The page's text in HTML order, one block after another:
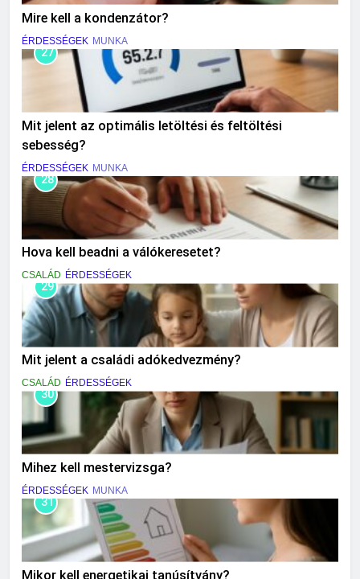
Mire kell a kondenzátor?
ÉRDESSÉGEK MUNKA
27
Mit jelent az optimális letöltési és feltöltési
sebesség?
ÉRDESSÉGEK MUNKA
28
Hova kell beadni a válókeresetet?
CSALÁD ÉRDESSÉGEK
29
Mit jelent a családi adókedvezmény?
CSALÁD ÉRDESSÉGEK
30
Mihez kell mestervizsga?
ÉRDESSÉGEK MUNKA
31
Mikor kell energetikai tanúsítvány?